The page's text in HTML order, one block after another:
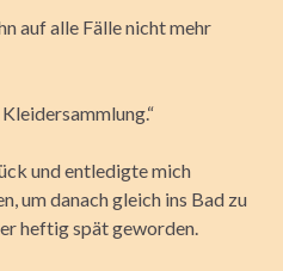
auf alle Fälle nicht mehr
und entledigte mich
um danach gleich ins Bad zu
heftig spät geworden.